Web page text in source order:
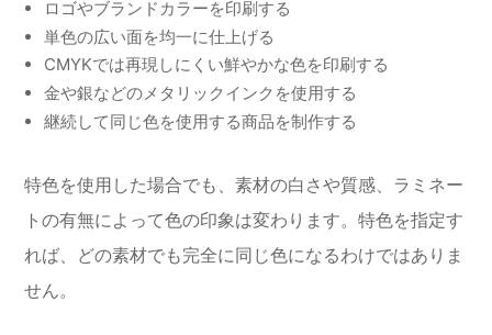
ロゴやブランドカラーを印刷する
単色の広い面を均一に仕上げる
CMYKでは再現しにくい鮮やかな色を印刷する
金や銀などのメタリックインクを使用する
継続して同じ色を使用する商品を制作する
特色を使用した場合でも、素材の白さや質感、ラミネー
トの有無によって色の印象は変わります。特色を指定す
れば、どの素材でも完全に同じ色になるわけではありま
せん。